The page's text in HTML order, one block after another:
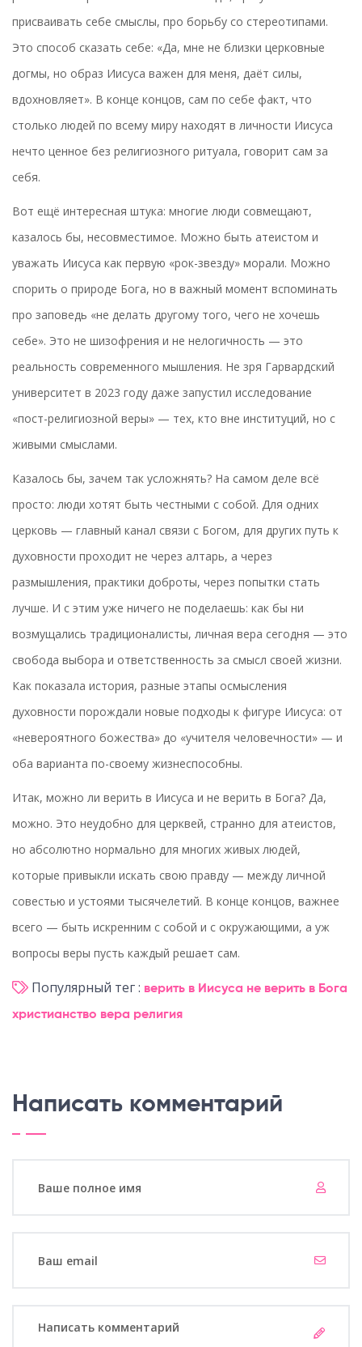
присваивать себе смыслы, про борьбу со стереотипами.
Это способ сказать себе: «Да, мне не близки церковные
догмы, но образ Иисуса важен для меня, даёт силы,
вдохновляет». В конце концов, сам по себе факт, что
столько людей по всему миру находят в личности Иисуса
нечто ценное без религиозного ритуала, говорит сам за
себя.
Вот ещё интересная штука: многие люди совмещают,
казалось бы, несовместимое. Можно быть атеистом и
уважать Иисуса как первую «рок-звезду» морали. Можно
спорить о природе Бога, но в важный момент вспоминать
про заповедь «не делать другому того, чего не хочешь
себе». Это не шизофрения и не нелогичность — это
реальность современного мышления. Не зря Гарвардский
университет в 2023 году даже запустил исследование
«пост-религиозной веры» — тех, кто вне институций, но с
живыми смыслами.
Казалось бы, зачем так усложнять? На самом деле всё
просто: люди хотят быть честными с собой. Для одних
церковь — главный канал связи с Богом, для других путь к
духовности проходит не через алтарь, а через
размышления, практики доброты, через попытки стать
лучше. И с этим уже ничего не поделаешь: как бы ни
возмущались традиционалисты, личная вера сегодня — это
свобода выбора и ответственность за смысл своей жизни.
Как показала история, разные этапы осмысления
духовности порождали новые подходы к фигуре Иисуса: от
«невероятного божества» до «учителя человечности» — и
оба варианта по-своему жизнеспособны.
Итак, можно ли верить в Иисуса и не верить в Бога? Да,
можно. Это неудобно для церквей, странно для атеистов,
но абсолютно нормально для многих живых людей,
которые привыкли искать свою правду — между личной
совестью и устоями тысячелетий. В конце концов, важнее
всего — быть искренним с собой и с окружающими, а уж
вопросы веры пусть каждый решает сам.
Популярный тег : верить в Иисуса не верить в Бога
христианство вера религия
Написать комментарий